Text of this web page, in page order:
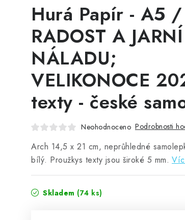
Hurá Papír - A5 /
RADOST A JARNÍ
NÁLADU;
VELIKONOCE
texty - české
Neohodnoceno Podrobnosti
Arch 14,5 x 21 cm, neprůhledné
bílý. Proužkys texty jsou široké 5 mm.
Skladem (74 ks)